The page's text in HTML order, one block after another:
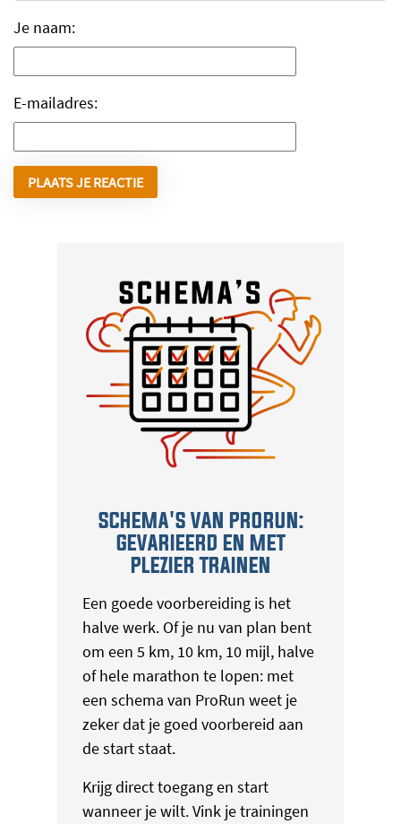
Je naam:
E-mailadres:
SCHEMA'S VAN PRORUN:
GEVARIEERD EN MET
PLEZIER TRAINEN
Een goede voorbereiding is het
halve werk. Of je nu van plan bent
om een 5 km, 10 km, 10 mijl, halve
of hele marathon te lopen: met
een schema van ProRun weet je
zeker dat je goed voorbereid aan
de start staat.
Krijg direct toegang en start
wanneer je wilt. Vink je trainingen